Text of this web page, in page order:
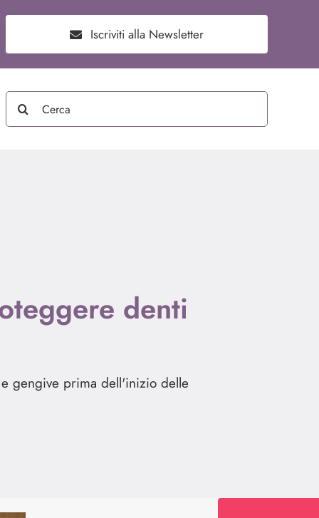
Iscriviti alla Newsletter
Search
for:
denti
gengive prima dell'inizio delle